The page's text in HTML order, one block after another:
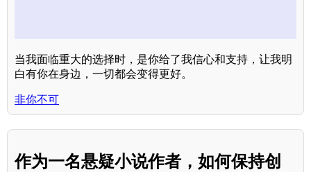
当我面临重大的选择时，是你给了我信心和支持，让我明
白有你在身边，一切都会变得更好。
非你不可
作为一名悬疑小说作者，如何保持创